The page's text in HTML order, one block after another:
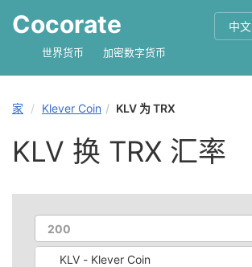
Cocorate 中文
世界货币 加密数字货币
家 Klever Coin KLV 为 TRX
KLV 换 TRX 汇率
KLV - Klever Coin